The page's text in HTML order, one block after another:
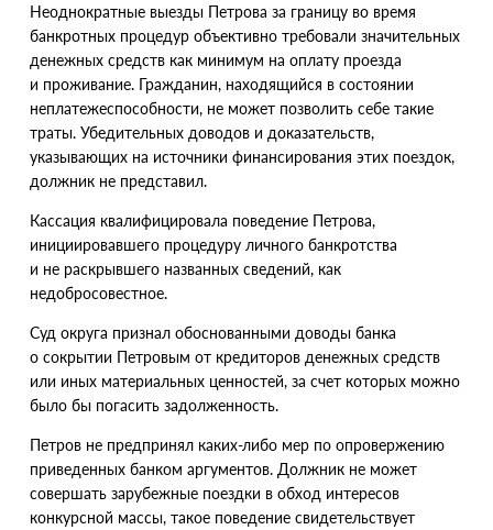
Неоднократные выезды Петрова за границу во время
банкротных процедур объективно требовали значительных
денежных средств как минимум на оплату проезда
и проживание. Гражданин, находящийся в состоянии
неплатежеспособности, не может позволить себе такие
траты. Убедительных доводов и доказательств,
указывающих на источники финансирования этих поездок,
должник не представил.
Кассация квалифицировала поведение Петрова,
инициировавшего процедуру личного банкротства
и не раскрывшего названных сведений, как
недобросовестное.
Суд округа признал обоснованными доводы банка
о сокрытии Петровым от кредиторов денежных средств
или иных материальных ценностей, за счет которых можно
было бы погасить задолженность.
Петров не предпринял каких-либо мер по опровержению
приведенных банком аргументов. Должник не может
совершать зарубежные поездки в обход интересов
конкурсной массы, такое поведение свидетельствует